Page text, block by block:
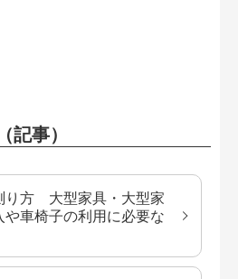
記事）
り方 大型家具・大型家
や車椅子の利用に必要な